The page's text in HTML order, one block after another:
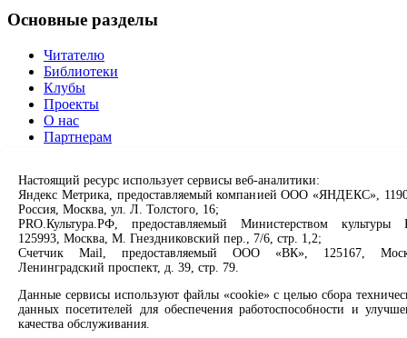
Основные разделы
Читателю
Библиотеки
Клубы
Проекты
О нас
Партнерам
Сервисы
Продлить книгу
Спроси библиотекаря
Спроси краеведа
Оцените качество услуг
Направить обращение директору
Соцсети
Настоящий ресурс использует сервисы веб-аналитики:
Яндекс Метрика, предоставляемый компанией ООО «ЯНДЕКС»,
Россия, Москва, ул. Л. Толстого, 16;
PRO.Культура.РФ, предоставляемый Министерством культуры
125993, Москва, М. Гнездниковский пер., 7/6, стр. 1,2;
Счетчик Mail, предоставляемый ООО «ВК», 125167,
Ленинградский проспект, д. 39, стр. 79.
Данные сервисы используют файлы «cookie» с целью сбора
данных посетителей для обеспечения работоспособности и
качества обслуживания.